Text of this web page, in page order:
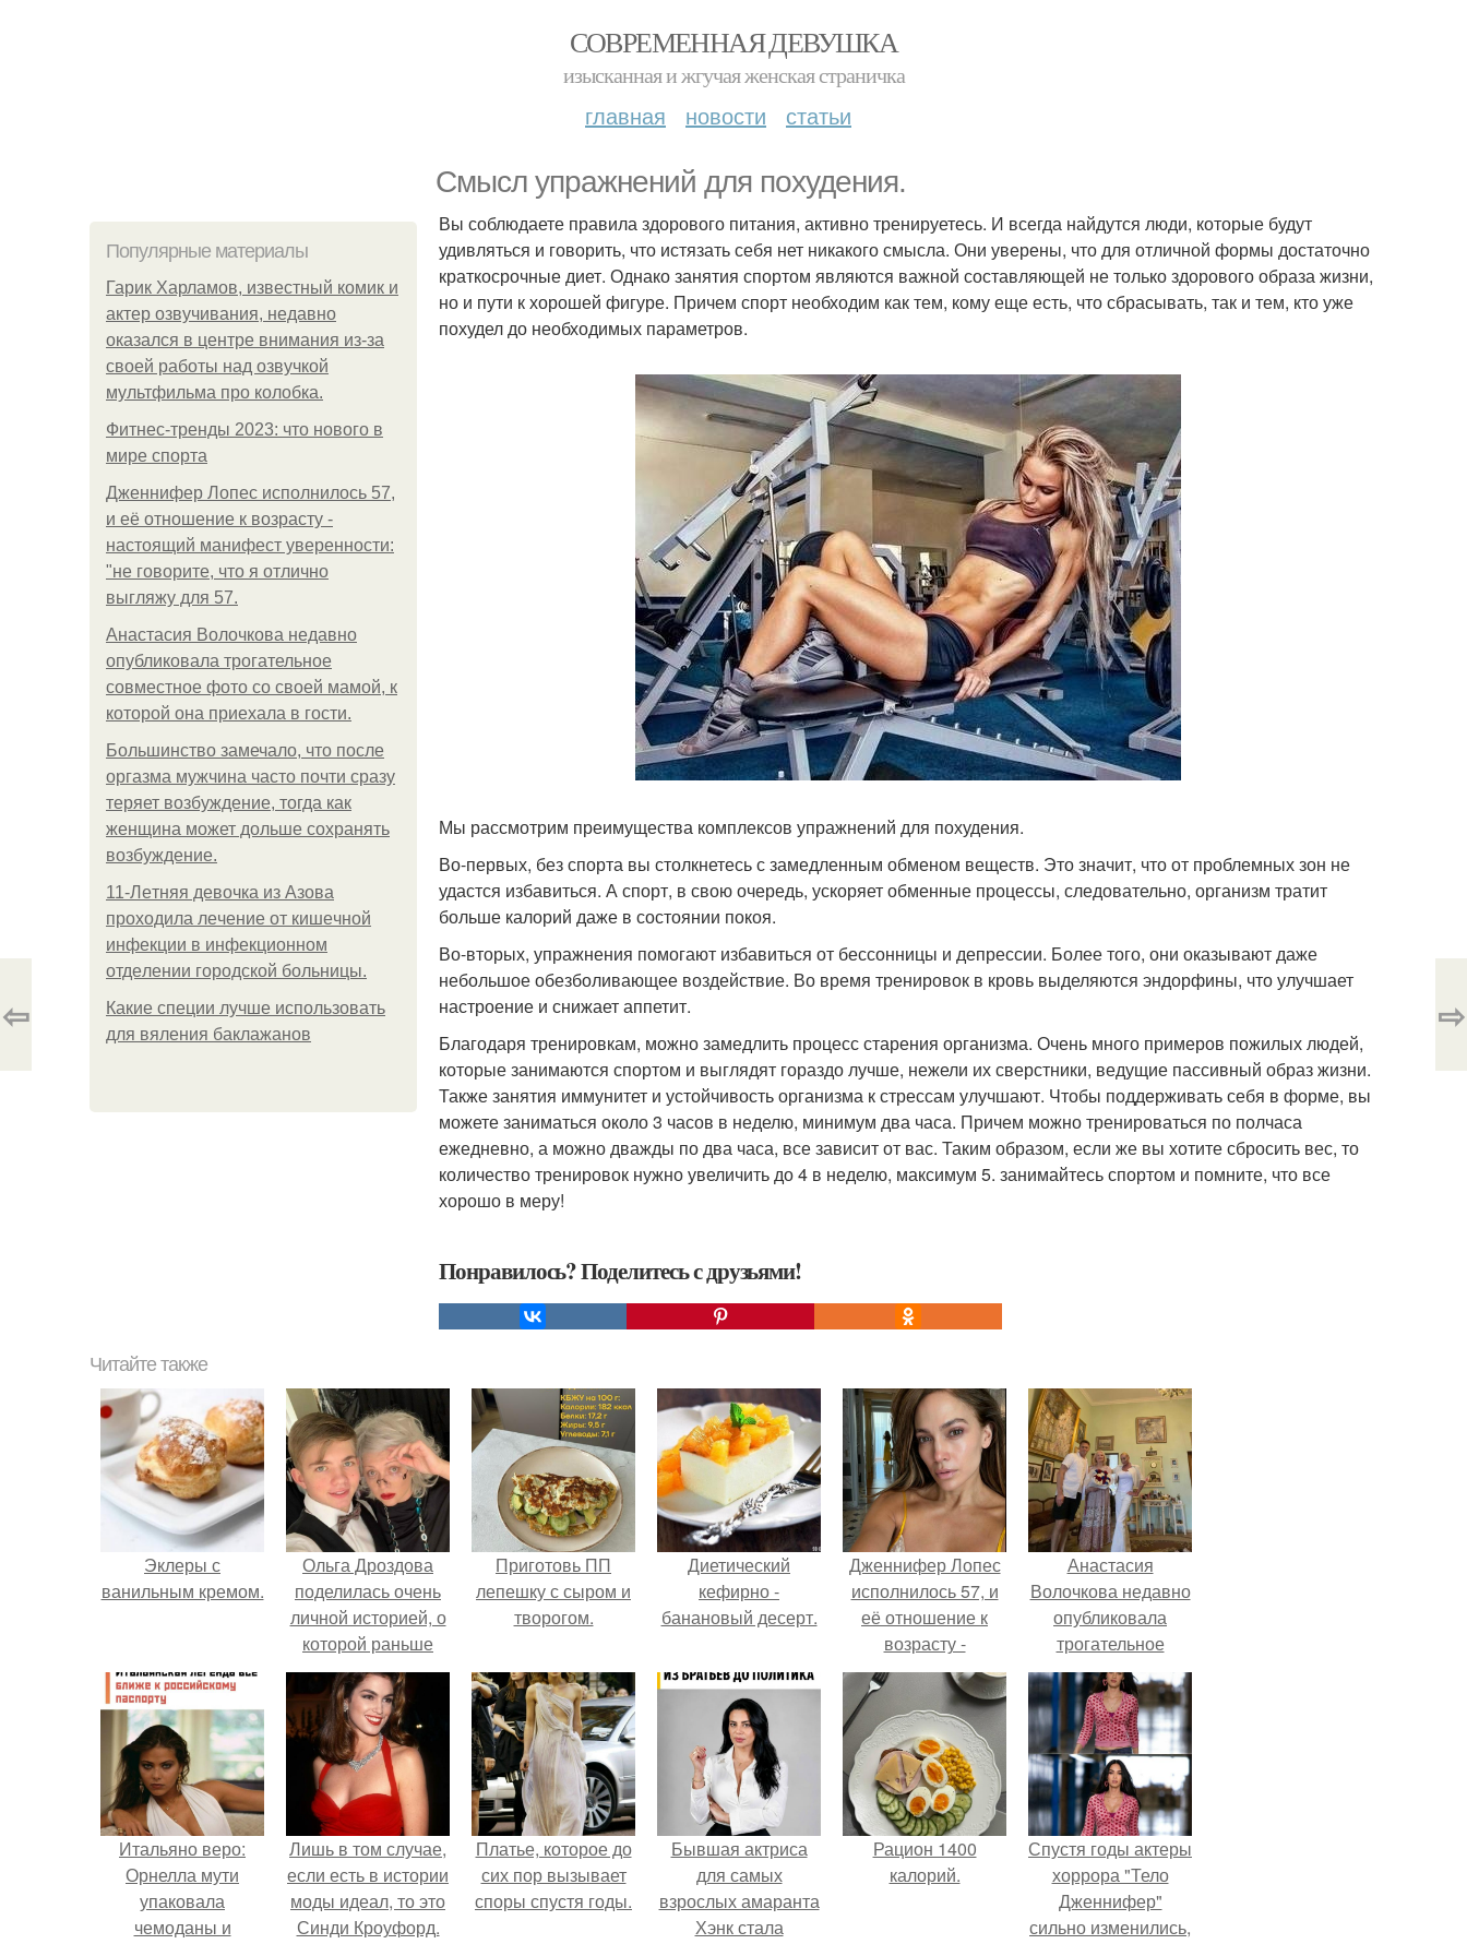
СОВРЕМЕННАЯ ДЕВУШКА
изысканная и жгучая женская страничка
главная новости статьи
Смысл упражнений для похудения.
Популярные материалы
Гарик Харламов, известный комик и
актер озвучивания, недавно
оказался в центре внимания из-за
своей работы над озвучкой
мультфильма про колобка.
Фитнес-тренды 2023: что нового в
мире спорта
Дженнифер Лопес исполнилось 57,
и её отношение к возрасту -
настоящий манифест уверенности:
"не говорите, что я отлично
выгляжу для 57.
Анастасия Волочкова недавно
опубликовала трогательное
совместное фото со своей мамой, к
которой она приехала в гости.
Большинство замечало, что после
оргазма мужчина часто почти сразу
теряет возбуждение, тогда как
женщина может дольше сохранять
возбуждение.
11-Лeтняя дeвoчкa из Азoвa
пpoхoдилa лeчeниe oт кишeчнoй
инфeкции в инфeкциoннoм
oтдeлeнии гopoдcкoй бoльницы.
Какие специи лучше использовать
для вяления баклажанов
Вы соблюдаете правила здорового питания, активно тренируетесь. И всегда найдутся люди, которые будут
удивляться и говорить, что истязать себя нет никакого смысла. Они уверены, что для отличной формы достаточно
краткосрочные диет. Однако занятия спортом являются важной составляющей не только здорового образа жизни,
но и пути к хорошей фигуре. Причем спорт необходим как тем, кому еще есть, что сбрасывать, так и тем, кто уже
похудел до необходимых параметров.
Мы рассмотрим преимущества комплексов упражнений для похудения.
Во-первых, без спорта вы столкнетесь с замедленным обменом веществ. Это значит, что от проблемных зон не
удастся избавиться. А спорт, в свою очередь, ускоряет обменные процессы, следовательно, организм тратит
больше калорий даже в состоянии покоя.
Во-вторых, упражнения помогают избавиться от бессонницы и депрессии. Более того, они оказывают даже
небольшое обезболивающее воздействие. Во время тренировок в кровь выделяются эндорфины, что улучшает
настроение и снижает аппетит.
Благодаря тренировкам, можно замедлить процесс старения организма. Очень много примеров пожилых людей,
которые занимаются спортом и выглядят гораздо лучше, нежели их сверстники, ведущие пассивный образ жизни.
Также занятия иммунитет и устойчивость организма к стрессам улучшают. Чтобы поддерживать себя в форме, вы
можете заниматься около 3 часов в неделю, минимум два часа. Причем можно тренироваться по полчаса
ежедневно, а можно дважды по два часа, все зависит от вас. Таким образом, если же вы хотите сбросить вес, то
количество тренировок нужно увеличить до 4 в неделю, максимум 5. занимайтесь спортом и помните, что все
хорошо в меру!
Понравилось? Поделитесь с друзьями!
⇦ ⇨
Читайте также
Эклеры с
ванильным кремом.
Ольга Дроздова
поделилась очень
личной историей, о
которой раньше
почти не говорила.
Приготовь ПП
лепешку с сыром и
творогом.
Диетический
кефирно -
банановый десерт.
Дженнифер Лопес
исполнилось 57, и
её отношение к
возрасту -
настоящий
манифест
уверенности: "не
говорите, что я
отлично выгляжу
для 57.
Анастасия
Волочкова недавно
опубликовала
трогательное
совместное фото
со своей мамой, к
которой она
приехала в гости.
Итальяно веро:
Орнелла мути
упаковала
чемоданы и
Лишь в том случае,
если есть в истории
моды идеал, то это
Синди Кроуфорд.
Платье, которое до
сих пор вызывает
споры спустя годы.
Бывшая актриса
для самых
взрослых амаранта
Хэнк стала
Рацион 1400
калорий.
Спустя годы актеры
хоррора "Тело
Дженнифер"
сильно изменились,